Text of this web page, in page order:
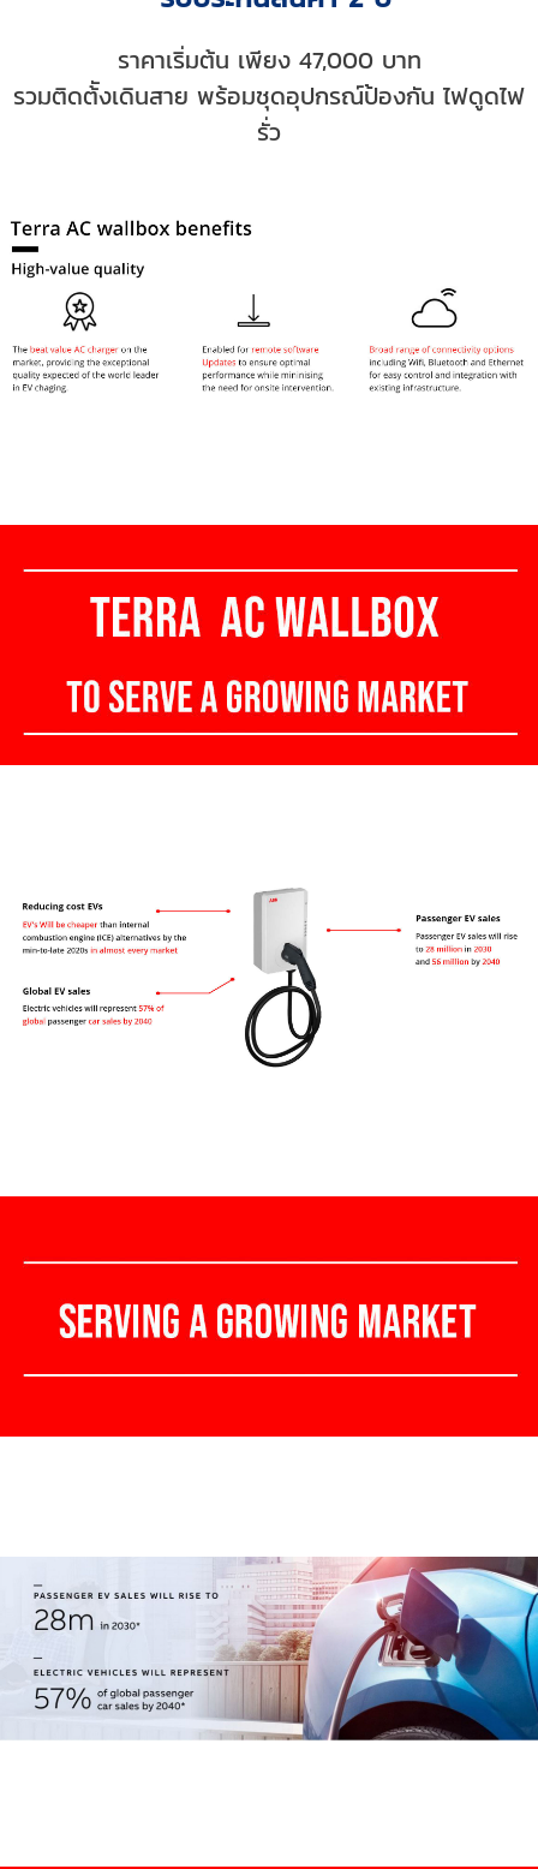
ราคาเริ่มต้น เพียง 47,000 บาท
รวมติดต้ังเดินสาย พร้อมชุดอุปกรณ์ป้องกัน ไฟดูดไฟ
รั่ว